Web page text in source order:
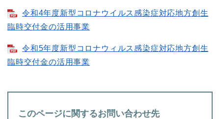
令和4年度新型コロナウイルス感染症対応地方創生
臨時交付金の活用事業
令和5年度新型コロナウィルス感染症対応地方創生
臨時交付金の活用事業
このページに関するお問い合わせ先